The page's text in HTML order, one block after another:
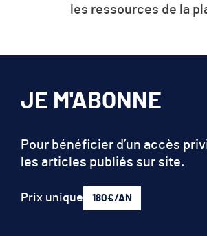
les ressources de la
JE M'ABONNE
Pour bénéficier d’un accès
les articles publiés sur site.
Prix unique 180€/AN